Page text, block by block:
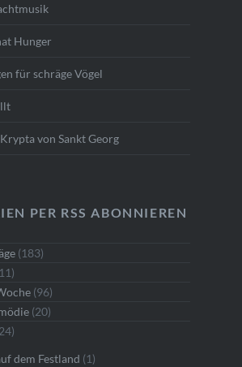
Hunger
für schräge Vögel
von Sankt Georg
PER RSS ABONNIEREN
(183)
(96)
(20)
dem Festland (1)